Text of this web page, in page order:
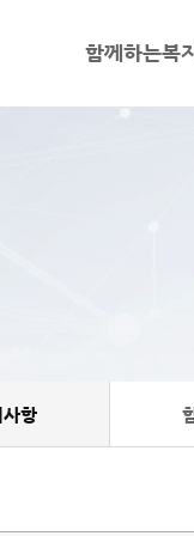
함께하는복
항